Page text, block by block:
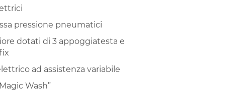
pressione pneumatici
dotati di 3 appoggiatesta e
ad assistenza variabile
Wash”